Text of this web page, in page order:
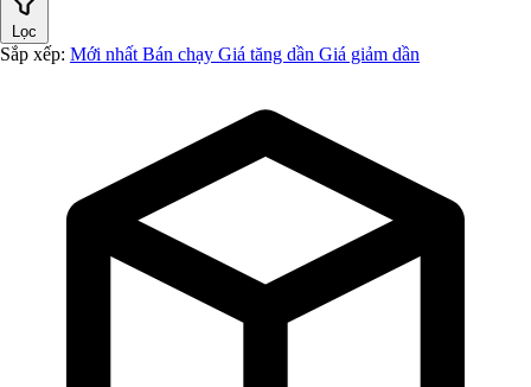
Lọc
Sắp xếp: Mới nhất Bán chạy Giá tăng dần Giá giảm dần